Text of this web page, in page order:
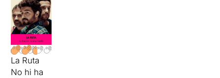
La Ruta
No hi ha